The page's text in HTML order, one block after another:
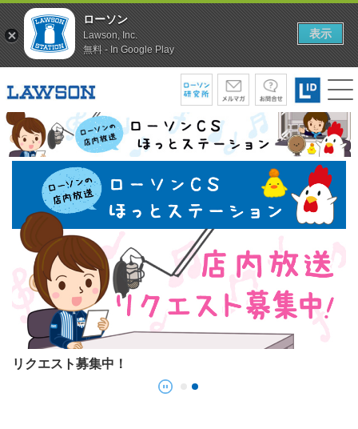
リクエスト募集中！
ローソン
Lawson, Inc.
無料 - In Google Play
表示